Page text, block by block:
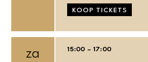
KOOP TICKETS
za 15:00 – 17:00